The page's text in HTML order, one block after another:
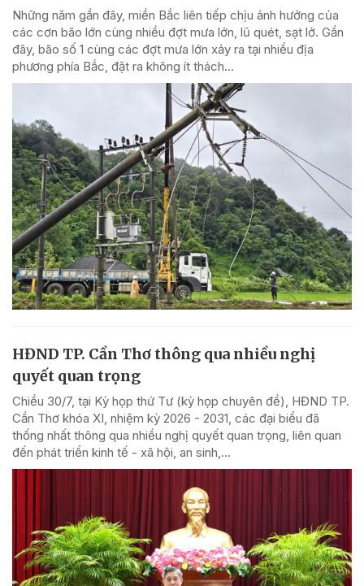
Những năm gần đây, miền Bắc liên tiếp chịu ảnh hưởng của
các cơn bão lớn cùng nhiều đợt mưa lớn, lũ quét, sạt lở. Gần
đây, bão số 1 cùng các đợt mưa lớn xảy ra tại nhiều địa
phương phía Bắc, đặt ra không ít thách...
HĐND TP. Cần Thơ thông qua nhiều nghị
quyết quan trọng
Chiều 30/7, tại Kỳ họp thứ Tư (kỳ họp chuyên đề), HĐND TP.
Cần Thơ khóa XI, nhiệm kỳ 2026 - 2031, các đại biểu đã
thống nhất thông qua nhiều nghị quyết quan trọng, liên quan
đến phát triển kinh tế - xã hội, an sinh,...